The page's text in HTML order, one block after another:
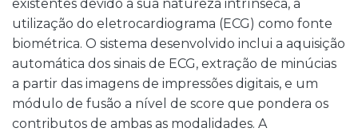
existentes devido à sua natureza intrínseca, a
utilização do eletrocardiograma (ECG) como fonte
biométrica. O sistema desenvolvido inclui a aquisição
automática dos sinais de ECG, extração de minúcias
a partir das imagens de impressões digitais, e um
módulo de fusão a nível de score que pondera os
contributos de ambas as modalidades. A